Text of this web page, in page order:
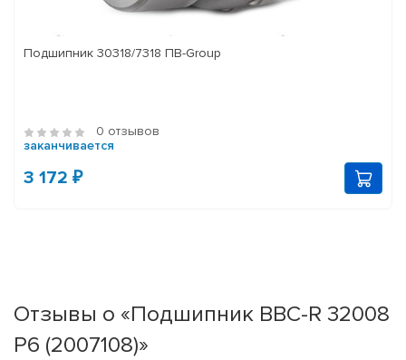
Подшипник 30318/7318 ПВ-Group
0 отзывов
заканчивается
3 172 ₽
Отзывы о «Подшипник BBC-R 32008
P6 (2007108)»